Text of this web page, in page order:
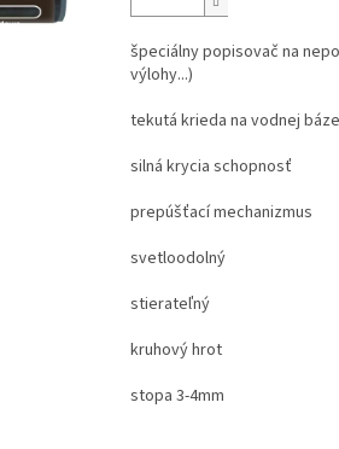
špeciálny popisovač na
výlohy...)
tekutá krieda na vodnej báze
silná krycia schopnosť
prepúšťací mechanizmus
svetloodolný
stierateľný
kruhový hrot
stopa 3-4mm